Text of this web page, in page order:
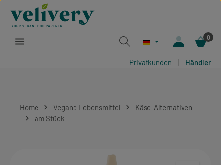
Zum Hauptinhalt springen
0
Privatkunden | Händler
Home Vegane Lebensmittel
Käse-Alternativen
am Stück